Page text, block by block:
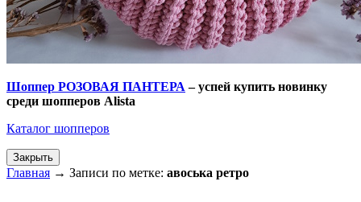
Шоппер РОЗОВАЯ ПАНТЕРА – успей купить новинку
среди шопперов Alista
Каталог шопперов
Закрыть
Главная → Записи по метке: авоська ретро